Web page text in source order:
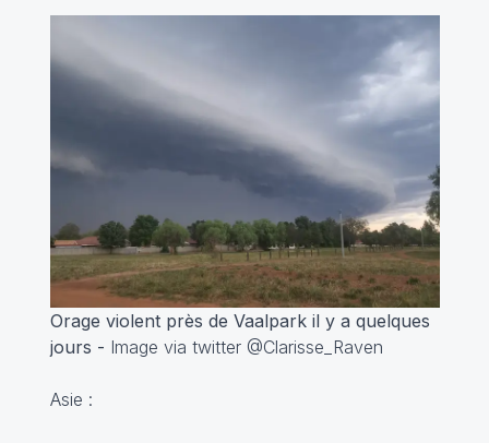
Orage violent près de Vaalpark il y a quelques
jours - Image via twitter @Clarisse_Raven
Asie :